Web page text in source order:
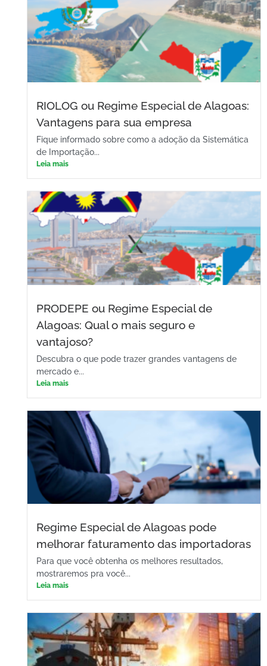
RIOLOG ou Regime Especial de Alagoas:
Vantagens para sua empresa
Fique informado sobre como a adoção da Sistemática
de Importação...
Leia mais
PRODEPE ou Regime Especial de
Alagoas: Qual o mais seguro e
vantajoso?
Descubra o que pode trazer grandes vantagens de
mercado e...
Leia mais
Regime Especial de Alagoas pode
melhorar faturamento das importadoras
Para que você obtenha os melhores resultados,
mostraremos pra você...
Leia mais